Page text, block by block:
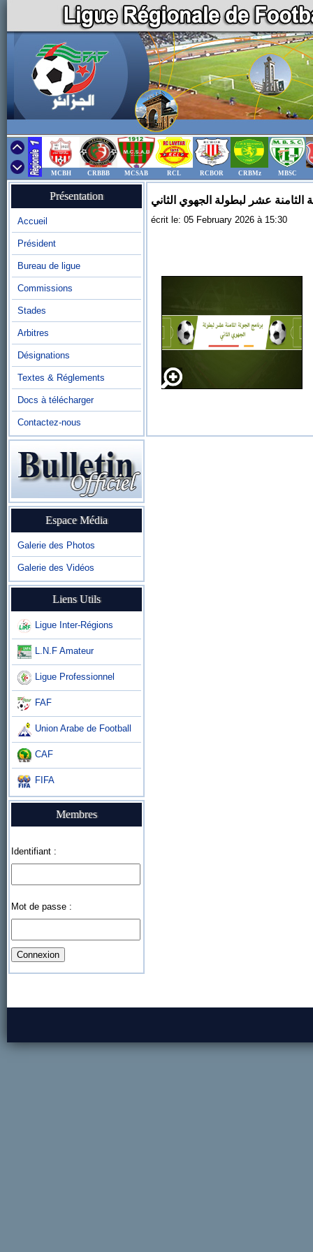
MCBH CRBBB MCSAB RCL RCBOR CRBMz MBSC
Présentation
Accueil
Président
Bureau de ligue
Commissions
Stades
Arbitres
Désignations
Textes & Réglements
Docs à télécharger
Contactez-nous
Espace Média
Galerie des Photos
Galerie des Vidéos
Liens Utils
Ligue Inter-Régions
L.N.F Amateur
Ligue Professionnel
FAF
Union Arabe de Football
CAF
FIFA
Membres
Identifiant :
Mot de passe :
الثامنة عشر لبطولة الجهوي الثاني
écrit le: 05 February 2026 à 15:30